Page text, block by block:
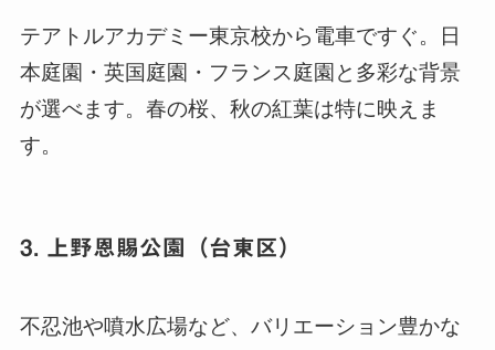
テアトルアカデミー東京校から電車ですぐ。日
本庭園・英国庭園・フランス庭園と多彩な背景
が選べます。春の桜、秋の紅葉は特に映えま
す。
3. 上野恩賜公園（台東区）
不忍池や噴水広場など、バリエーション豊かな